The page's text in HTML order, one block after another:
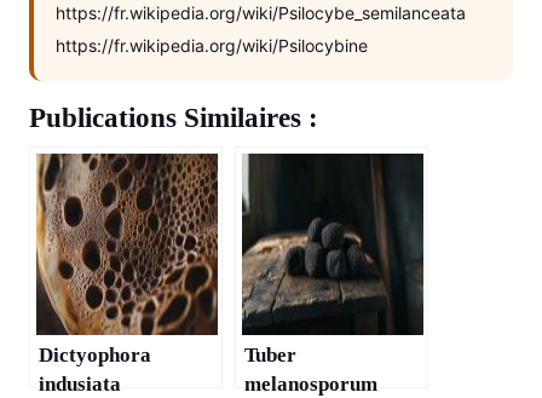
https://fr.wikipedia.org/wiki/Psilocybe_semilanceata
https://fr.wikipedia.org/wiki/Psilocybine
Publications Similaires :
Dictyophora
indusiata
Tuber
melanosporum